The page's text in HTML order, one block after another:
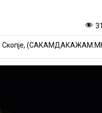
Скопје,